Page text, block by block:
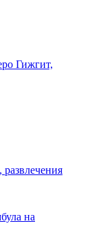
Гижгит,
на